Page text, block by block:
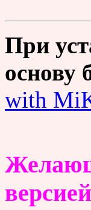
При
основу
with